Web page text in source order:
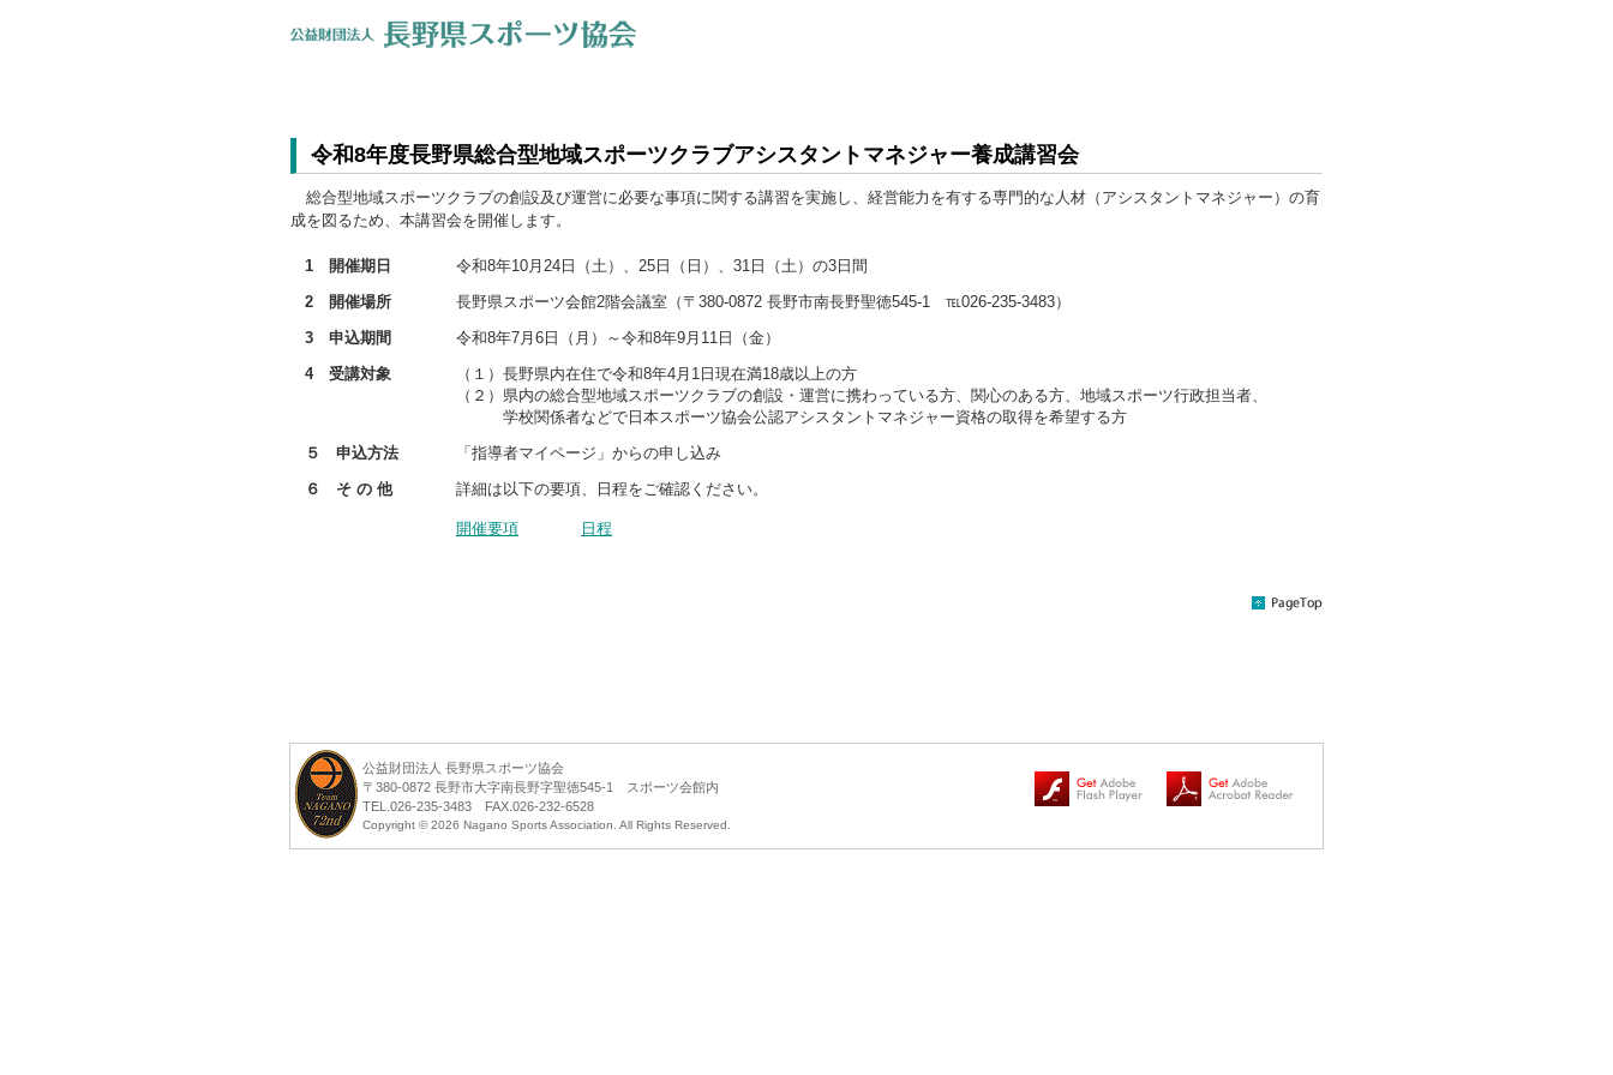
令和8年度長野県総合型地域スポーツクラブアシスタントマネジャー養成講習会
総合型地域スポーツクラブの創設及び運営に必要な事項に関する講習を実施し、経営能力を有する専門的な人材（アシスタントマネジャー）の育
成を図るため、本講習会を開催します。
1 開催期日
令和8年10月24日（土）、25日（日）、31日（土）の3日間
2 開催場所
長野県スポーツ会館2階会議室（〒380-0872 長野市南長野聖徳545-1 ℡026-235-3483）
3 申込期間
令和8年7月6日（月）～令和8年9月11日（金）
4 受講対象
（１）長野県内在住で令和8年4月1日現在満18歳以上の方
（２）県内の総合型地域スポーツクラブの創設・運営に携わっている方、関心のある方、地域スポーツ行政担当者、
学校関係者などで日本スポーツ協会公認アシスタントマネジャー資格の取得を希望する方
５ 申込方法
「指導者マイページ」からの申し込み
６ そ の 他
詳細は以下の要項、日程をご確認ください。
開催要項 日程
公益財団法人 長野県スポーツ協会
〒380-0872 長野市大字南長野字聖徳545-1 スポーツ会館内
TEL.026-235-3483 FAX.026-232-6528
Copyright ©2026 Nagano Sports Association. All Rights Reserved.